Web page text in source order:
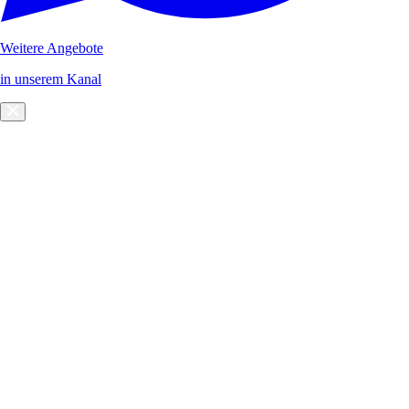
Weitere Angebote
in unserem Kanal